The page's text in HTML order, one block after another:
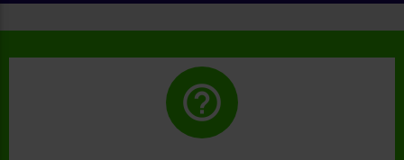
help_outline